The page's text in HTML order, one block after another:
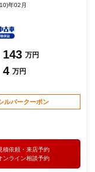
年02月
143 万円
4 万円
ルバークーポン
積依頼・ 来店予約
ンライン相談予約